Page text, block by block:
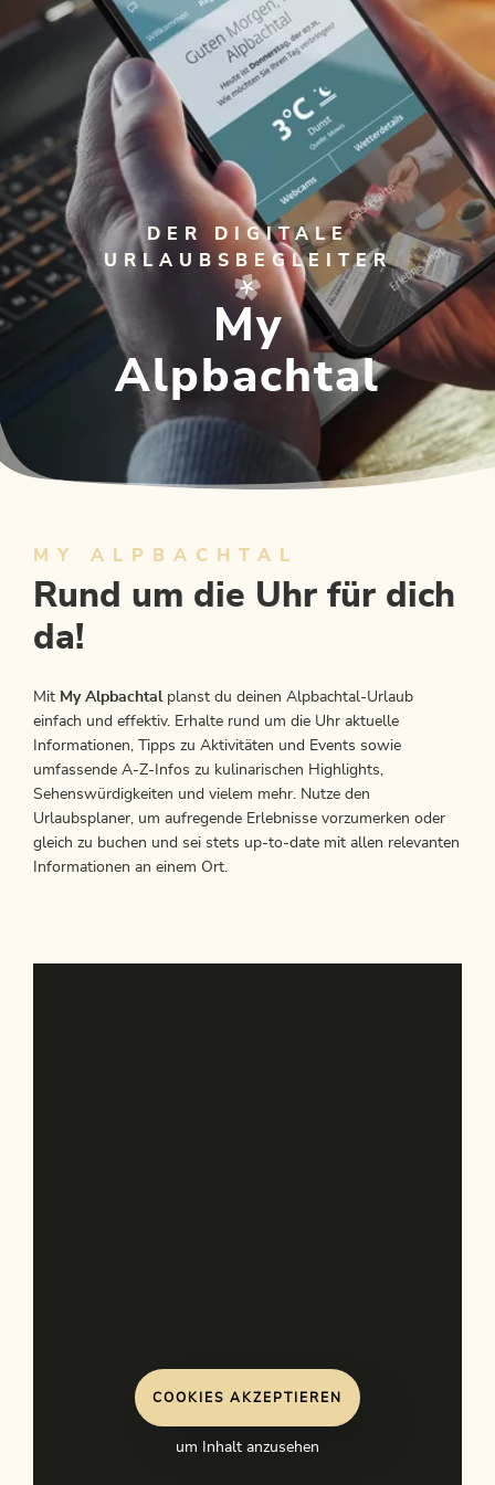
DER DIGITALE
URLAUBSBEGLEITER
My
Alpbachtal
MY ALPBACHTAL
Rund um die Uhr für dich
da!
Mit My Alpbachtal planst du deinen Alpbachtal-Urlaub
einfach und effektiv. Erhalte rund um die Uhr aktuelle
Informationen, Tipps zu Aktivitäten und Events sowie
umfassende A-Z-Infos zu kulinarischen Highlights,
Sehenswürdigkeiten und vielem mehr. Nutze den
Urlaubsplaner, um aufregende Erlebnisse vorzumerken oder
gleich zu buchen und sei stets up-to-date mit allen relevanten
Informationen an einem Ort.
COOKIES AKZEPTIEREN
um Inhalt anzusehen